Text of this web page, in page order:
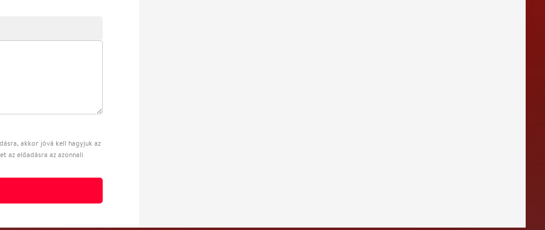
akkor jóvá kell hagyjuk az
az előadásra az azonnali